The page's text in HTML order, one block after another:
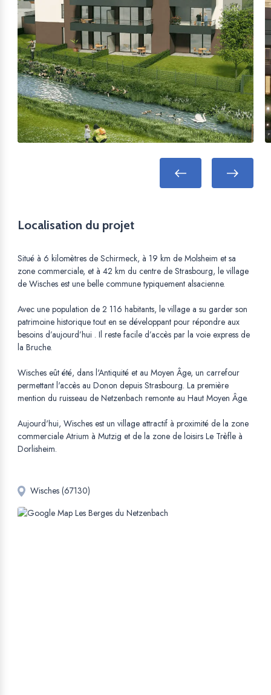
Localisation du projet
Situé à 6 kilomètres de Schirmeck, à 19 km de Molsheim et sa
zone commerciale, et à 42 km du centre de Strasbourg, le village
de Wisches est une belle commune typiquement alsacienne.
Avec une population de 2 116 habitants, le village a su garder son
patrimoine historique tout en se développant pour répondre aux
besoins d’aujourd’hui . Il reste facile d’accès par la voie express de
la Bruche.
Wisches eût été, dans l'Antiquité et au Moyen Âge, un carrefour
permettant l'accès au Donon depuis Strasbourg. La première
mention du ruisseau de Netzenbach remonte au Haut Moyen Âge.
Aujourd'hui, Wisches est un village attractif à proximité de la zone
commerciale Atrium à Mutzig et de la zone de loisirs Le Trèfle à
Dorlisheim.
Wisches (67130)